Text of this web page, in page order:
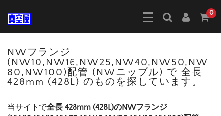
0
NWフランジ
(NW10,NW16,NW25,NW40,NW50,NW
80,NW100)配管 (NWニップル) で 全長
428mm (428L) のものを探しています。
当サイトで全長 428mm (428L)のNWフランジ